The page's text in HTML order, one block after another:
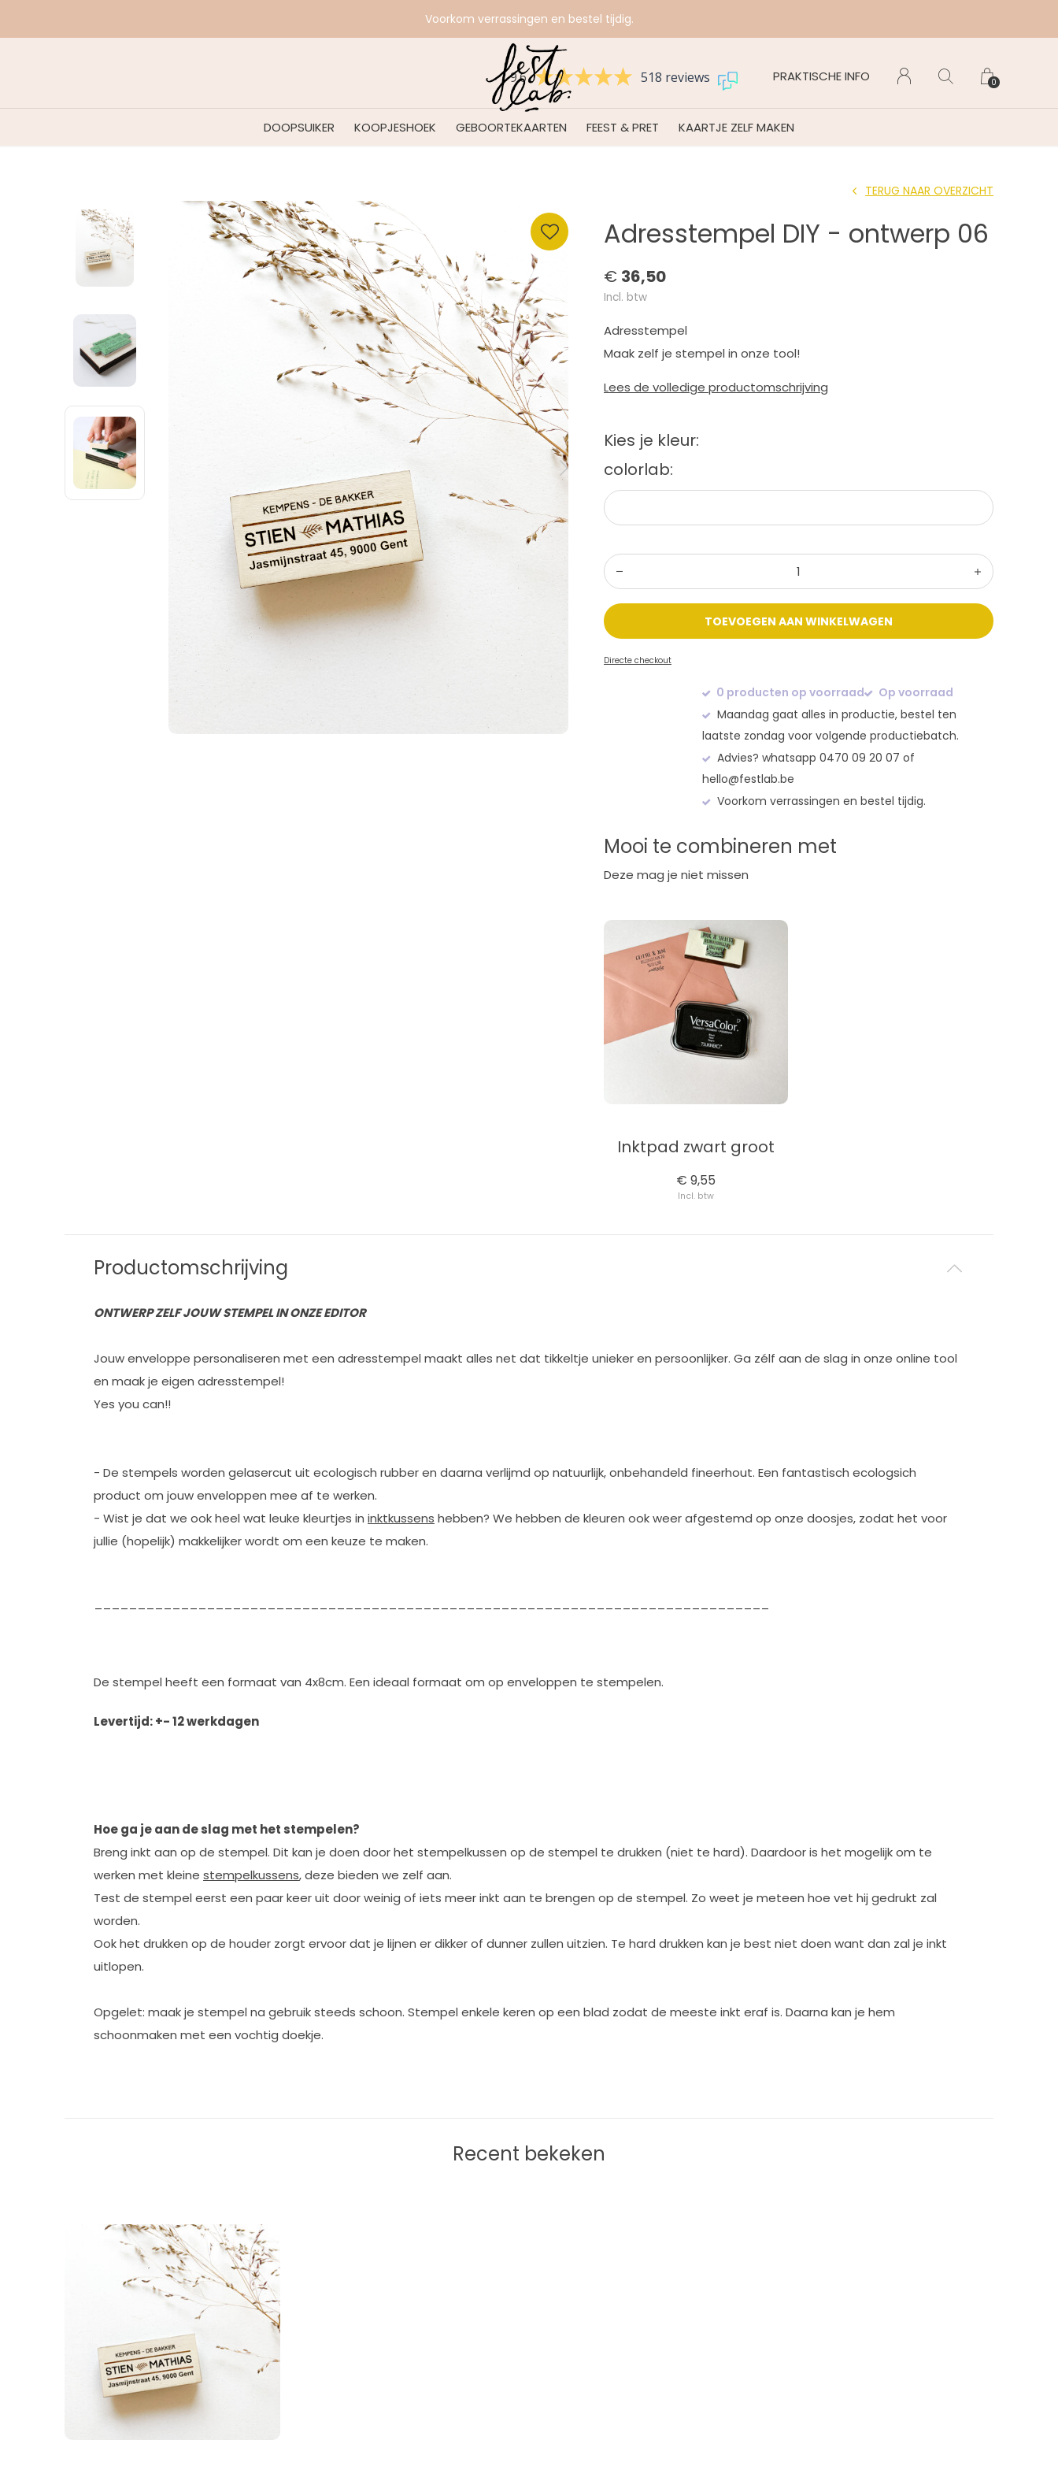
DOOPSUIKER KOOPJESHOEK GEBOORTEKAARTEN FEEST & PRET KAARTJE ZELF MAKEN
9.6 518 reviews PRAKTISCHE INFO 0
Voorkom verrassingen en bestel tijdig.
Adresstempel DIY - ontwerp 06
TERUG NAAR OVERZICHT
€ 36,50
Incl. btw
Adresstempel
Maak zelf je stempel in onze tool!
Lees de volledige productomschrijving
Kies je kleur:
colorlab:
TOEVOEGEN AAN WINKELWAGEN
Directe checkout
0 producten op voorraad
Op voorraad
Maandag gaat alles in productie, bestel ten
laatste zondag voor volgende productiebatch.
Advies? whatsapp 0470 09 20 07 of
hello@festlab.be
Voorkom verrassingen en bestel tijdig.
Mooi te combineren met
Deze mag je niet missen
Inktpad zwart groot
€ 9,55
Incl. btw
Productomschrijving
ONTWERP ZELF JOUW STEMPEL IN ONZE EDITOR
Jouw enveloppe personaliseren met een adresstempel maakt alles net dat tikkeltje unieker en persoonlijker. Ga zélf aan de slag in onze online tool
en maak je eigen adresstempel!
Yes you can!!
- De stempels worden gelasercut uit ecologisch rubber en daarna verlijmd op natuurlijk, onbehandeld fineerhout. Een fantastisch ecologsich
product om jouw enveloppen mee af te werken.
- Wist je dat we ook heel wat leuke kleurtjes in inktkussens hebben? We hebben de kleuren ook weer afgestemd op onze doosjes, zodat het voor
jullie (hopelijk) makkelijker wordt om een keuze te maken.
De stempel heeft een formaat van 4x8cm. Een ideaal formaat om op enveloppen te stempelen.
Levertijd: +- 12 werkdagen
Hoe ga je aan de slag met het stempelen?
Breng inkt aan op de stempel. Dit kan je doen door het stempelkussen op de stempel te drukken (niet te hard). Daardoor is het mogelijk om te
werken met kleine stempelkussens, deze bieden we zelf aan.
Test de stempel eerst een paar keer uit door weinig of iets meer inkt aan te brengen op de stempel. Zo weet je meteen hoe vet hij gedrukt zal
worden.
Ook het drukken op de houder zorgt ervoor dat je lijnen er dikker of dunner zullen uitzien. Te hard drukken kan je best niet doen want dan zal je inkt
uitlopen.
Opgelet: maak je stempel na gebruik steeds schoon. Stempel enkele keren op een blad zodat de meeste inkt eraf is. Daarna kan je hem
schoonmaken met een vochtig doekje.
Recent bekeken